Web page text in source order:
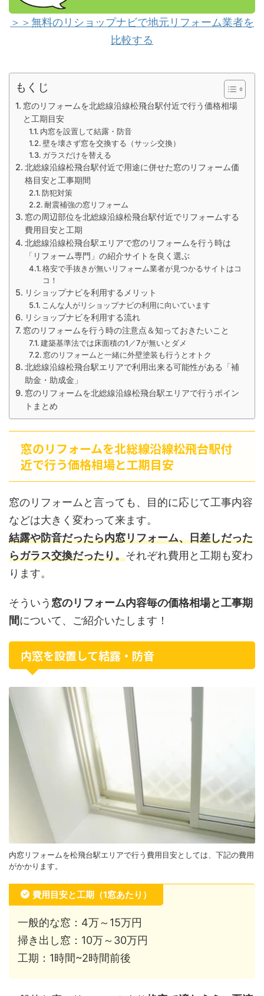
＞＞無料のリショップナビで地元リフォーム業者を
比較する
もくじ
窓のリフォームを北総線沿線松飛台駅付近で行う価格相場
と工期目安
内窓を設置して結露・防音
壁を壊さず窓を交換する（サッシ交換）
ガラスだけを替える
北総線沿線松飛台駅付近で用途に併せた窓のリフォーム価
格目安と工事期間
防犯対策
耐震補強の窓リフォーム
窓の周辺部位を北総線沿線松飛台駅付近でリフォームする
費用目安と工期
北総線沿線松飛台駅エリアで窓のリフォームを行う時は
「リフォーム専門」の紹介サイトを良く選ぶ
格安で手抜きが無いリフォーム業者が見つかるサイトはコ
コ！
リショップナビを利用するメリット
こんな人がリショップナビの利用に向いています
リショップナビを利用する流れ
窓のリフォームを行う時の注意点＆知っておきたいこと
建築基準法では床面積の1／7が無いとダメ
窓のリフォームと一緒に外壁塗装も行うとオトク
北総線沿線松飛台駅エリアで利用出来る可能性がある「補
助金・助成金」
窓のリフォームを北総線沿線松飛台駅エリアで行うポイン
トまとめ
窓のリフォームを北総線沿線松飛台駅付
近で行う価格相場と工期目安
窓のリフォームと言っても、目的に応じて工事内容
などは大きく変わって来ます。
結露や防音だったら内窓リフォーム、日差しだった
らガラス交換だったり。それぞれ費用と工期も変わ
ります。
そういう 窓のリフォーム内容毎の価格相場と工事期
間について、ご紹介いたします！
内窓を設置して結露・防音
内窓リフォームを松飛台駅エリアで行う費用目安としては、下記の費用
がかかります。
費用目安と工期（1窓あたり）
一般的な窓：4万～15万円
掃き出し窓：10万～30万円
工期：1時間~2時間前後